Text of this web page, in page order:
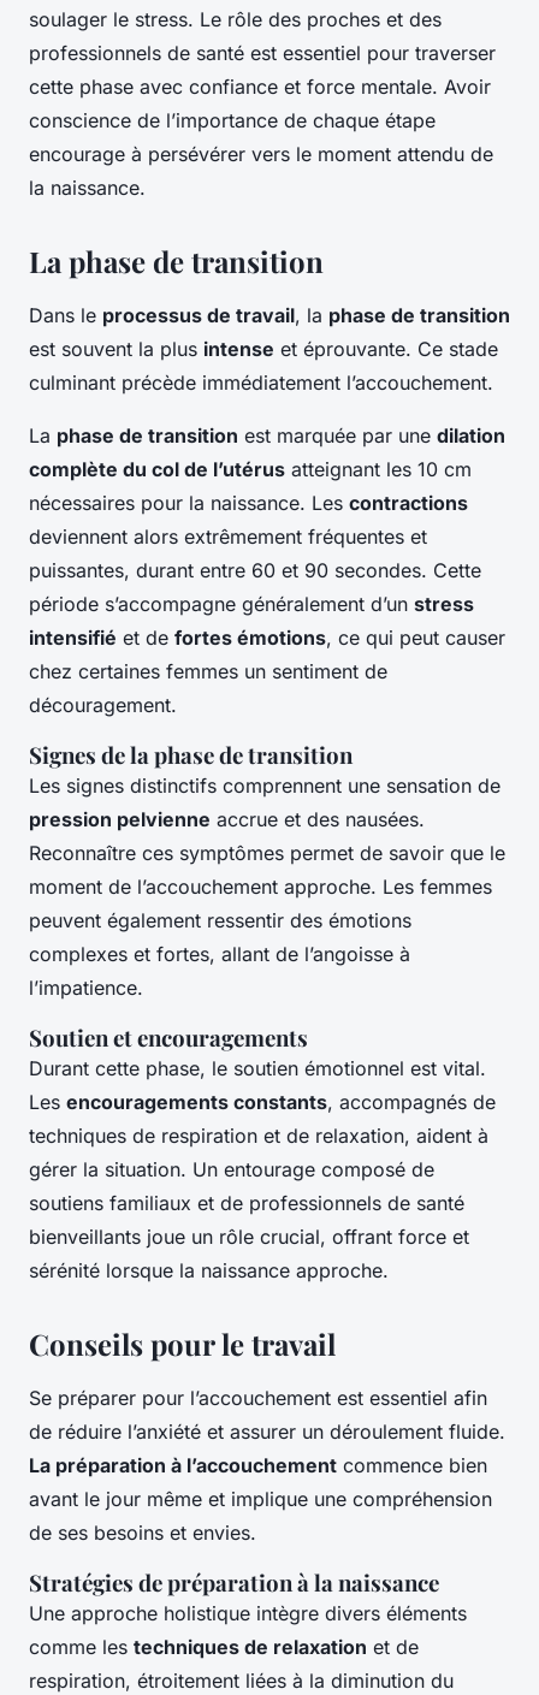
soulager le stress. Le rôle des proches et des
professionnels de santé est essentiel pour traverser
cette phase avec confiance et force mentale. Avoir
conscience de l’importance de chaque étape
encourage à persévérer vers le moment attendu de
la naissance.
La phase de transition
Dans le processus de travail, la phase de transition
est souvent la plus intense et éprouvante. Ce stade
culminant précède immédiatement l’accouchement.
La phase de transition est marquée par une dilation
complète du col de l’utérus atteignant les 10 cm
nécessaires pour la naissance. Les contractions
deviennent alors extrêmement fréquentes et
puissantes, durant entre 60 et 90 secondes. Cette
période s’accompagne généralement d’un stress
intensifié et de fortes émotions, ce qui peut causer
chez certaines femmes un sentiment de
découragement.
Signes de la phase de transition
Les signes distinctifs comprennent une sensation de
pression pelvienne accrue et des nausées.
Reconnaître ces symptômes permet de savoir que le
moment de l’accouchement approche. Les femmes
peuvent également ressentir des émotions
complexes et fortes, allant de l’angoisse à
l’impatience.
Soutien et encouragements
Durant cette phase, le soutien émotionnel est vital.
Les encouragements constants, accompagnés de
techniques de respiration et de relaxation, aident à
gérer la situation. Un entourage composé de
soutiens familiaux et de professionnels de santé
bienveillants joue un rôle crucial, offrant force et
sérénité lorsque la naissance approche.
Conseils pour le travail
Se préparer pour l’accouchement est essentiel afin
de réduire l’anxiété et assurer un déroulement fluide.
La préparation à l’accouchement commence bien
avant le jour même et implique une compréhension
de ses besoins et envies.
Stratégies de préparation à la naissance
Une approche holistique intègre divers éléments
comme les techniques de relaxation et de
respiration, étroitement liées à la diminution du